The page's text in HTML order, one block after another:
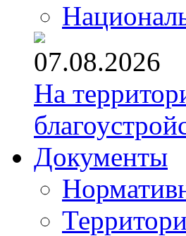
07.08.2026
На
Документы